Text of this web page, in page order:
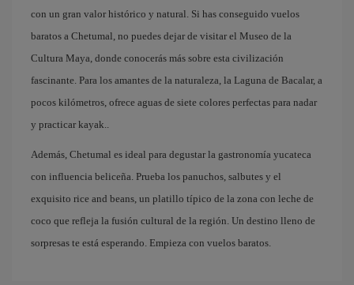
con un gran valor histórico y natural. Si has conseguido vuelos
baratos a Chetumal, no puedes dejar de visitar el Museo de la
Cultura Maya, donde conocerás más sobre esta civilización
fascinante. Para los amantes de la naturaleza, la Laguna de Bacalar, a
pocos kilómetros, ofrece aguas de siete colores perfectas para nadar
y practicar kayak..
Además, Chetumal es ideal para degustar la gastronomía yucateca
con influencia beliceña. Prueba los panuchos, salbutes y el
exquisito rice and beans, un platillo típico de la zona con leche de
coco que refleja la fusión cultural de la región. Un destino lleno de
sorpresas te está esperando. Empieza con vuelos baratos.